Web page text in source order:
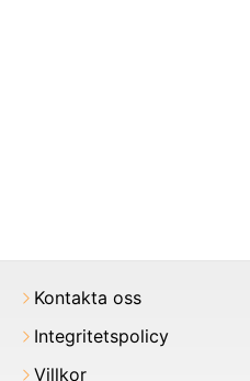
Kontakta oss
Integritetspolicy
Villkor